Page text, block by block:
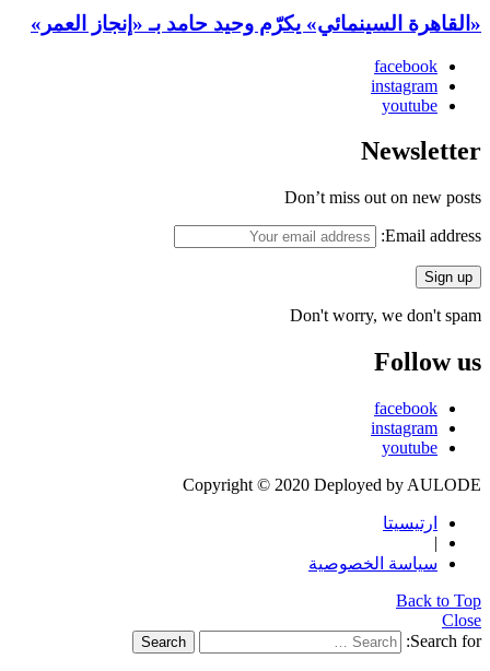
«القاهرة السينمائي» يكرّم وحيد حامد بـ «إنجاز العمر»
facebook
instagram
youtube
Newsletter
Don’t miss out on new posts
Email address:
Don't worry, we don't spam
Follow us
facebook
instagram
youtube
Copyright © 2020 Deployed by AULODE
ارتيسيتا
|
سياسة الخصوصية
Back to Top
Close
Search for:
Search